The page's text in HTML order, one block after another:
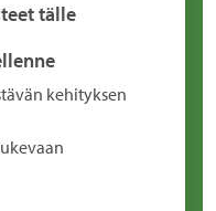
tälle
kehityksen